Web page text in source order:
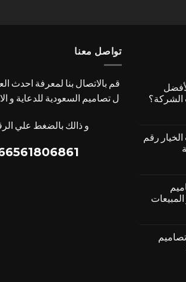
الشركة؟
رقم
1 في نمو المبيعات
تواصل معنا
قم بالاتصال بنا لمعرفة احدث
ل تصاميم السعودية للدعاية و
و ذالك بالضغط علي